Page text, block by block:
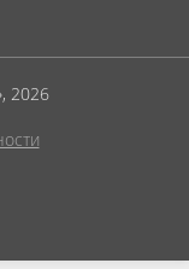
2026